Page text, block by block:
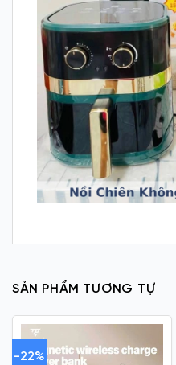
SẢN PHẨM TƯƠNG TỰ
-22%